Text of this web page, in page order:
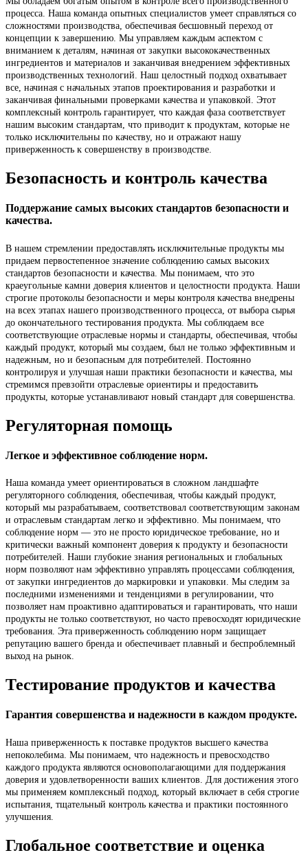
процесса. Наша команда опытных специалистов умеет справляться со
сложностями производства, обеспечивая бесшовный переход от
концепции к завершению. Мы управляем каждым аспектом с
вниманием к деталям, начиная от закупки высококачественных
ингредиентов и материалов и заканчивая внедрением эффективных
производственных технологий. Наш целостный подход охватывает
все, начиная с начальных этапов проектирования и разработки и
заканчивая финальными проверками качества и упаковкой. Этот
комплексный контроль гарантирует, что каждая фаза соответствует
нашим высоким стандартам, что приводит к продуктам, которые не
только исключительны по качеству, но и отражают нашу
приверженность к совершенству в производстве.
Безопасность и контроль качества
Поддержание самых высоких стандартов безопасности и
качества.
В нашем стремлении предоставлять исключительные продукты мы
придаем первостепенное значение соблюдению самых высоких
стандартов безопасности и качества. Мы понимаем, что это
краеугольные камни доверия клиентов и целостности продукта. Наши
строгие протоколы безопасности и меры контроля качества внедрены
на всех этапах нашего производственного процесса, от выбора сырья
до окончательного тестирования продукта. Мы соблюдаем все
соответствующие отраслевые нормы и стандарты, обеспечивая, чтобы
каждый продукт, который мы создаем, был не только эффективным и
надежным, но и безопасным для потребителей. Постоянно
контролируя и улучшая наши практики безопасности и качества, мы
стремимся превзойти отраслевые ориентиры и предоставить
продукты, которые устанавливают новый стандарт для совершенства.
Регуляторная помощь
Легкое и эффективное соблюдение норм.
Наша команда умеет ориентироваться в сложном ландшафте
регуляторного соблюдения, обеспечивая, чтобы каждый продукт,
который мы разрабатываем, соответствовал соответствующим законам
и отраслевым стандартам легко и эффективно. Мы понимаем, что
соблюдение норм — это не просто юридическое требование, но и
критически важный компонент доверия к продукту и безопасности
потребителей. Наши глубокие знания региональных и глобальных
норм позволяют нам эффективно управлять процессами соблюдения,
от закупки ингредиентов до маркировки и упаковки. Мы следим за
последними изменениями и тенденциями в регулировании, что
позволяет нам проактивно адаптироваться и гарантировать, что наши
продукты не только соответствуют, но часто превосходят юридические
требования. Эта приверженность соблюдению норм защищает
репутацию вашего бренда и обеспечивает плавный и беспроблемный
выход на рынок.
Тестирование продуктов и качества
Гарантия совершенства и надежности в каждом продукте.
Наша приверженность к поставке продуктов высшего качества
непоколебима. Мы понимаем, что надежность и превосходство
каждого продукта являются основополагающими для поддержания
доверия и удовлетворенности ваших клиентов. Для достижения этого
мы применяем комплексный подход, который включает в себя строгие
испытания, тщательный контроль качества и практики постоянного
улучшения.
Глобальное соответствие и оценка